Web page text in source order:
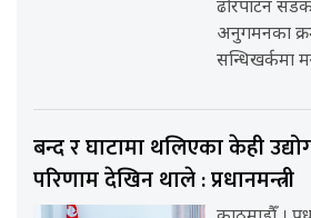
ढोरपाटन
अनुगमनका
सन्धिखर्कमा
बन्द र घाटामा थलिएका केही
परिणाम देखिन थाले : प्रधानमन्त्री